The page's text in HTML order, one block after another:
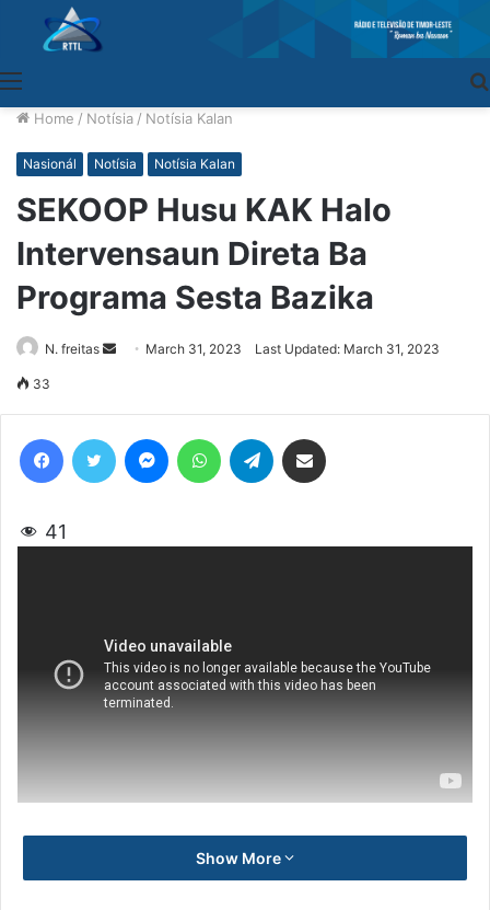
Home / Notísia / Notísia Kalan
Nasionál Notísia Notísia Kalan
SEKOOP Husu KAK Halo
Intervensaun Direta Ba
Programa Sesta Bazika
N. freitas
SendMarch 31, 2023 Last Updated: March 31, 2023
33
41
Show More